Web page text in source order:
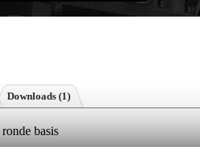
Downloads (1)
basis